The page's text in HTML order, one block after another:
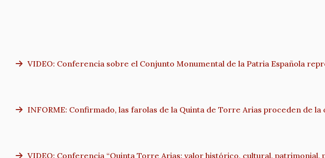
VIDEO: Conferencia sobre el Conjunto Monumental de la Patria Española
INFORME: Confirmado, las farolas de la Quinta de Torre Arias proceden de
VIDEO: Conferencia “Quinta Torre Arias: valor histórico, cultural, patrimonial,